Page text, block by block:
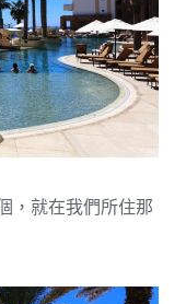
，就在我們所住那